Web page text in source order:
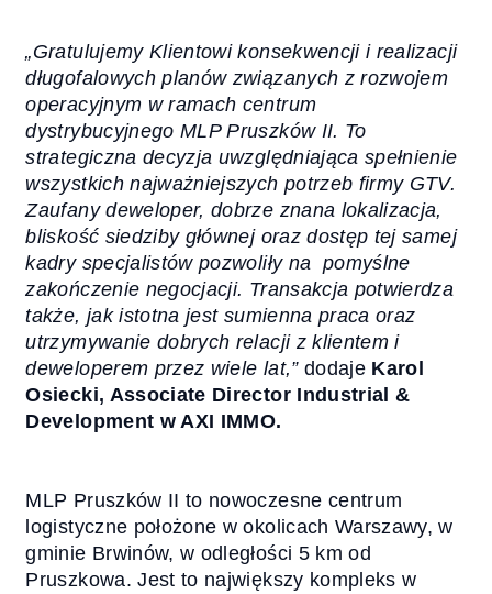
„Gratulujemy Klientowi konsekwencji i realizacji
długofalowych planów związanych z rozwojem
operacyjnym w ramach centrum
dystrybucyjnego MLP Pruszków II. To
strategiczna decyzja uwzględniająca spełnienie
wszystkich najważniejszych potrzeb firmy GTV.
Zaufany deweloper, dobrze znana lokalizacja,
bliskość siedziby głównej oraz dostęp tej samej
kadry specjalistów pozwoliły na pomyślne
zakończenie negocjacji. Transakcja potwierdza
także, jak istotna jest sumienna praca oraz
utrzymywanie dobrych relacji z klientem i
deweloperem przez wiele lat,”dodaje Karol
Osiecki, Associate Director Industrial &
Development w AXI IMMO.
MLP Pruszków II to nowoczesne centrum
logistyczne położone w okolicach Warszawy, w
gminie Brwinów, w odległości 5 km od
Pruszkowa. Jest to największy kompleks w